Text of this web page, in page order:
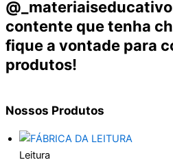
contente que tenha
fique a vontade para
produtos!
Nossos Produtos
Leitura